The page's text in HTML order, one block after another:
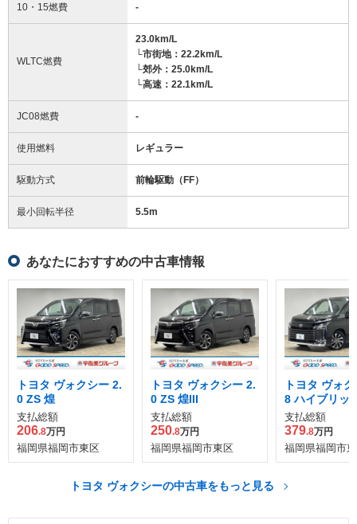
10・15燃費 -
WLTC燃費
23.0km/L
└市街地：22.2km/L
└郊外：25.0km/L
└高速：22.1km/L
JC08燃費 -
使用燃料 レギュラー
駆動方式 前輪駆動（FF）
最小回転半径 5.5m
あなたにおすすめの中古車情報
トヨタ ヴォクシー 2.
0 ZS 煌
支払総額
206.8万円
福岡県福岡市東区
トヨタ ヴォクシー 2.
0 ZS 煌III
支払総額
250.8万円
福岡県福岡市東区
トヨタ ヴォ
8 ハイブリッ
支払総額
379.8万円
福岡県福岡市
トヨタ ヴォクシーの中古車をもっと見る